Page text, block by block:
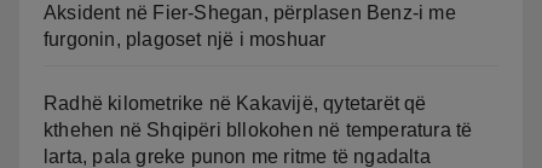
Aksident në Fier-Shegan, përplasen Benz-i me
furgonin, plagoset një i moshuar
Radhë kilometrike në Kakavijë, qytetarët që
kthehen në Shqipëri bllokohen në temperatura të
larta, pala greke punon me ritme të ngadalta